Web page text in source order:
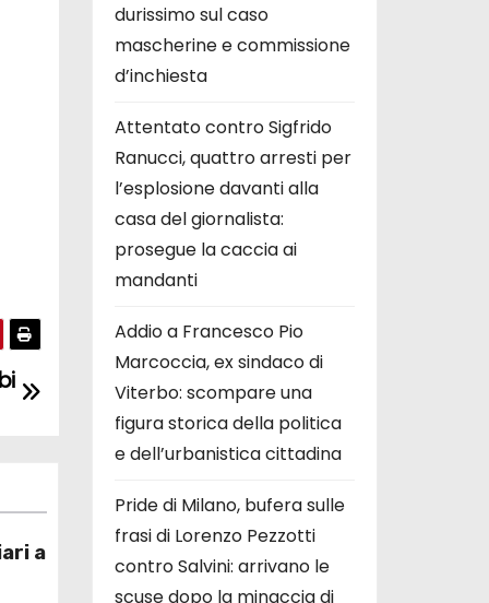
a
durissimo sul caso
mascherine e commissione
d’inchiesta
Attentato contro Sigfrido
Ranucci, quattro arresti per
l’esplosione davanti alla
casa del giornalista:
prosegue la caccia ai
mandanti
Addio a Francesco Pio
Marcoccia, ex sindaco di
Viterbo: scompare una
figura storica della politica
e dell’urbanistica cittadina
Pride di Milano, bufera sulle
frasi di Lorenzo Pezzotti
contro Salvini: arrivano le
scuse dopo la minaccia di